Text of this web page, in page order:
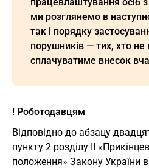
ми розглянемо в
так і порядку
порушників — тих, хто не
сплачуватиме внесок
! Роботодавцям
Вiдповiдно до абзацу
пункту 2 роздiлу II
положення» Закону України